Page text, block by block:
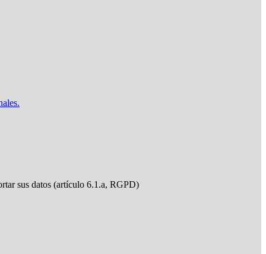
sus datos (artículo 6.1.a, RGPD)